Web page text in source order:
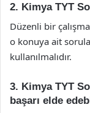
2. Kimya TYT
Düzenli bir
o konuya ait
kullanılmalıdır.
3. Kimya TYT
başarı elde